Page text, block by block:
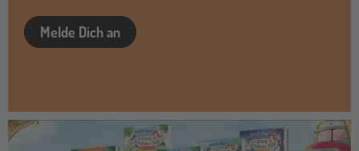
Melde Dich an
allebaende